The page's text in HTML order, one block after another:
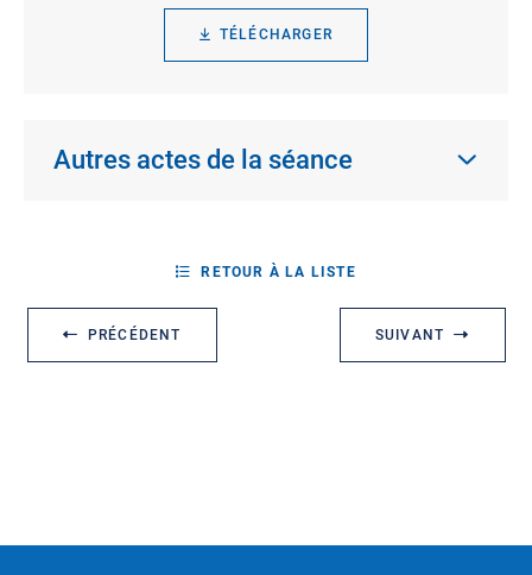
TÉLÉCHARGER
Autres actes de la séance
PRÉCÉDENT
RETOUR À LA LISTE
SUIVANT